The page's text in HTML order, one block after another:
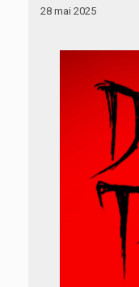
28 mai 2025